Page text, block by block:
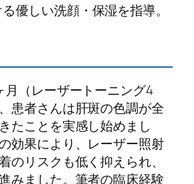
優しい洗顔・保湿を指導。
月（レーザートーニング4
患者さんは肝斑の色調が全
たことを実感し始めまし
効果により、レーザー照射
のリスクも低く抑えられ、
みました。筆者の臨床経験